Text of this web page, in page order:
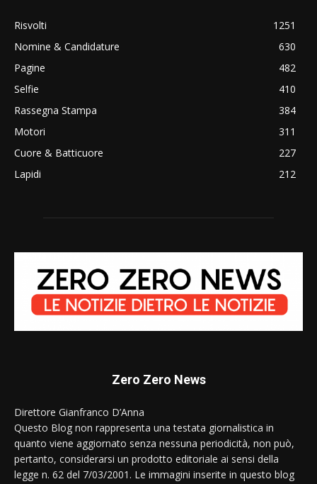
Risvolti
1251
Nomine & Candidature
630
Pagine
482
Selfie
410
Rassegna Stampa
384
Motori
311
Cuore & Batticuore
227
Lapidi
212
Zero Zero News
Direttore Gianfranco D’Anna
Questo Blog non rappresenta una testata giornalistica in
quanto viene aggiornato senza nessuna periodicità, non può,
pertanto, considerarsi un prodotto editoriale ai sensi della
legge n. 62 del 7/03/2001. Le immagini inserite in questo blog